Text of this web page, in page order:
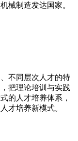
械制造发达国家。
不同层次人才的特
把理论培训与实践
的人才培养体系，
才培养新模式。